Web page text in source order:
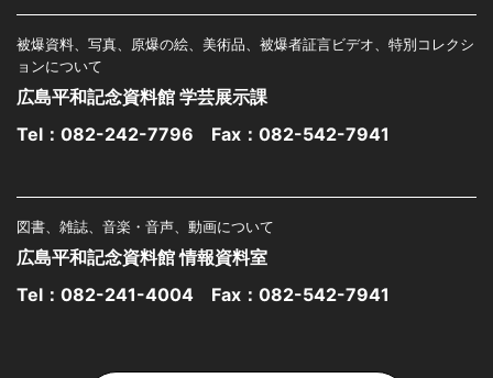
被爆資料、写真、原爆の絵、美術品、被爆者証言ビデオ、特別コレクシ
ョンについて
広島平和記念資料館 学芸展示課
Tel： 082-242-7796 Fax：082-542-7941
図書、雑誌、音楽・音声、動画について
広島平和記念資料館 情報資料室
Tel： 082-241-4004 Fax：082-542-7941